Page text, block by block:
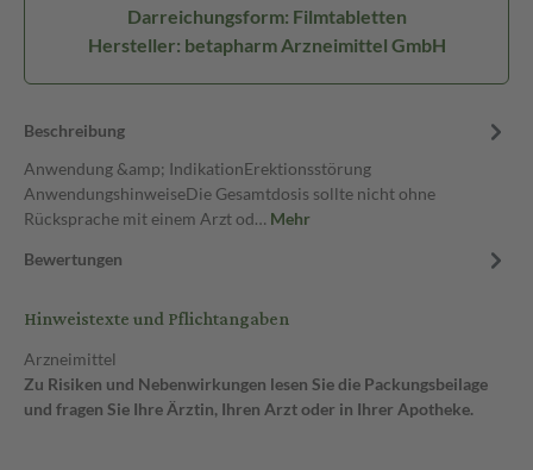
Darreichungsform: Filmtabletten
Hersteller: betapharm Arzneimittel GmbH
Beschreibung
Anwendung &amp; IndikationErektionsstörung
AnwendungshinweiseDie Gesamtdosis sollte nicht ohne
Rücksprache mit einem Arzt od… Mehr
Bewertungen
Hinweistexte und Pflichtangaben
Arzneimittel
Zu Risiken und Nebenwirkungen lesen Sie die Packungsbeilage
und fragen Sie Ihre Ärztin, Ihren Arzt oder in Ihrer Apotheke.